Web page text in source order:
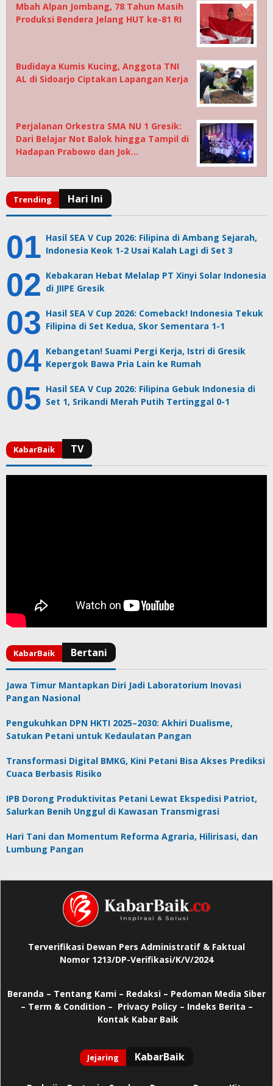
Mbah Alpan Jombang, 78 Tahun Masih
Produksi Bendera Jelang HUT ke-81 RI
Budidaya Kumis Kucing, Anggota TNI
AL di Sidoarjo Ciptakan Lapangan Kerja
Perjalanan Orkestra SMA NU 1 Gresik:
Dari Belajar Not Balok hingga Tampil di
Hadapan Prabowo dan Jok…
Hasil SEA V Cup 2026: Filipina di Ambang Sejarah,
Indonesia Keok 1-2 Usai Kalah Lagi di Set 3
Kebakaran Hebat Melalap PT Xinyi Solar Indonesia
di JIIPE Gresik
Hasil SEA V Cup 2026: Comeback! Indonesia Tekuk
Filipina di Set Kedua, Skor Sementara 1-1
Kebangetan! Suami Pergi Kerja, Istri di Gresik
Kepergok Bawa Pria Lain ke Rumah
Hasil SEA V Cup 2026: Filipina Gebuk Indonesia di
Set 1, Srikandi Merah Putih Tertinggal 0-1
Jawa Timur Mantapkan Diri Jadi Laboratorium Inovasi
Pangan Nasional
Pengukuhkan DPN HKTI 2025–2030: Akhiri Dualisme,
Satukan Petani untuk Kedaulatan Pangan
Transformasi Digital BMKG, Kini Petani Bisa Akses Prediksi
Cuaca Berbasis Risiko
IPB Dorong Produktivitas Petani Lewat Ekspedisi Patriot,
Salurkan Benih Unggul di Kawasan Transmigrasi
Hari Tani dan Momentum Reforma Agraria, Hilirisasi, dan
Lumbung Pangan
Terverifikasi Dewan Pers Administratif & Faktual
Nomor 1213/DP-Verifikasi/K/V/2024
Beranda – Tentang Kami – Redaksi – Pedoman Media Siber
– Term & Condition – Privacy Policy– Indeks Berita –
Kontak Kabar Baik